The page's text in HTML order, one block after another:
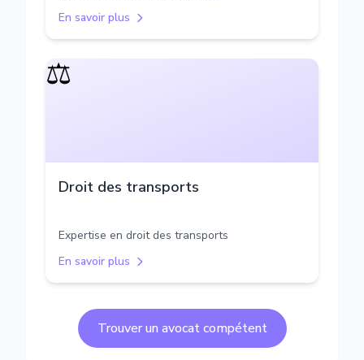
En savoir plus
⚖️
Droit des transports
Expertise en droit des transports
En savoir plus
Trouver un avocat compétent